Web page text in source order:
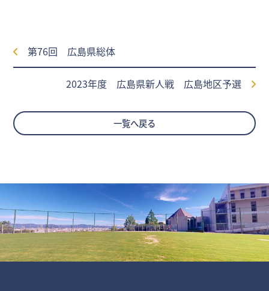
第76回 広島県総体
2023年度 広島県新人戦 広島地区予選
一覧へ戻る